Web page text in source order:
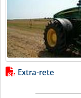
Lista allegati
Extra-rete